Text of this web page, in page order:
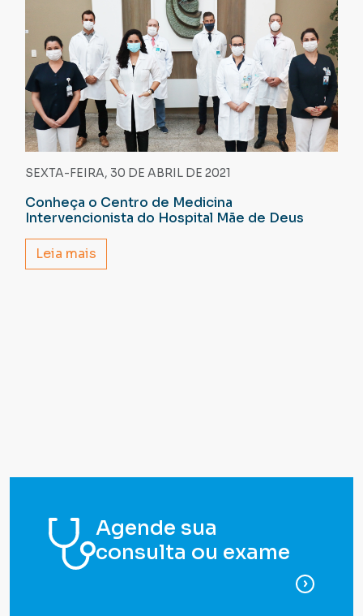
SEXTA-FEIRA, 30 DE ABRIL DE 2021
Conheça o Centro de Medicina
Intervencionista do Hospital Mãe de Deus
Leia mais
Agende sua
consulta ou exame
para